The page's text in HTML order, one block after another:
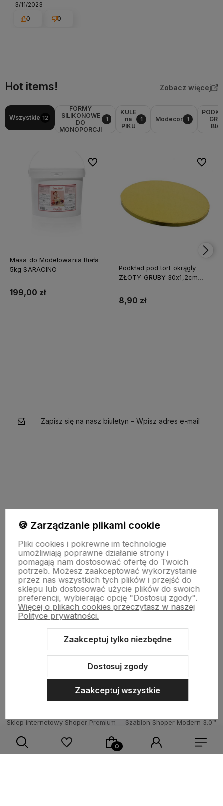
3/11/2023
0
0
Hot items! Zobacz więcej
Wszystkie 12
FORMY
SILIKONOWE
DO
MONOPORCJI
1
KULE
na
PIKU
1 Modecor 1
Masa do Modelowania Biała
5kg SARACINO
199,00 zł
Do ulubionych
Podkład pod tort okrągły
ZŁOTY GRUBY 30x1,2cm
8,90 zł
Do
Zapisz się na nasz biuletyn – Wpisz adres e-mail
Pomoc
Strony Informacyjne
Moje konto
Sklep internetowy Shoper Premium
Szablon Shoper Modern 3.0™
🍪 Zarządzanie plikami cookie
Pliki cookies i pokrewne im technologie
umożliwiają poprawne działanie strony i
pomagają nam dostosować ofertę do Twoich
potrzeb. Możesz zaakceptować wykorzystanie
przez nas wszystkich tych plików i przejść do
sklepu lub dostosować użycie plików do swoich
preferencji, wybierając opcję "Dostosuj zgody".
Więcej o plikach cookies przeczytasz w naszej
Polityce prywatności.
Zaakceptuj tylko niezbędne
Dostosuj zgody
Zaakceptuj wszystkie